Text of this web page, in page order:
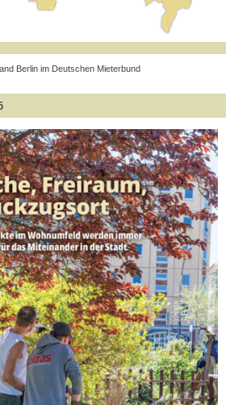
Berlin im Deutschen Mieterbund